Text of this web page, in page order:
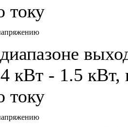
току
кВт - 1.5 кВт,
току